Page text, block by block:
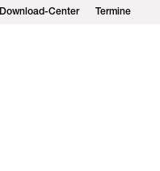
Download-Center Termine